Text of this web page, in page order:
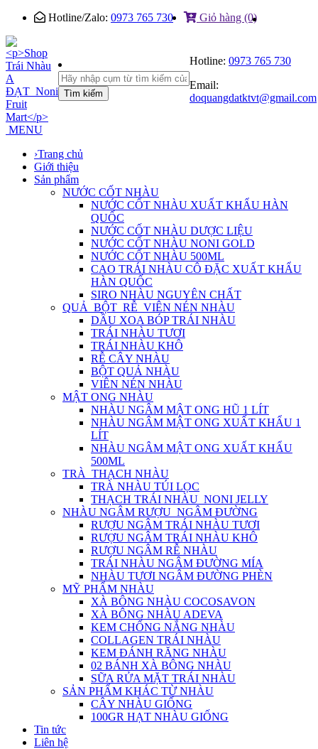
Hotline/Zalo: 0973 765 730 Giỏ hàng (0)
Tìm kiếm
Hotline: 0973 765 730
Email:
doquangdatktvt@gmail.com
MENU
›Trang chủ
Giới thiệu
Sản phẩm
NƯỚC CỐT NHÀU
NƯỚC CỐT NHÀU XUẤT KHẨU HÀN
QUỐC
NƯỚC CỐT NHÀU DƯỢC LIỆU
NƯỚC CỐT NHÀU NONI GOLD
NƯỚC CỐT NHÀU 500ML
CAO TRÁI NHÀU CÔ ĐẶC XUẤT KHẨU
HÀN QUỐC
SIRO NHÀU NGUYÊN CHẤT
QUẢ_BỘT_RỄ_VIÊN NÉN NHÀU
DẦU XOA BÓP TRÁI NHÀU
TRÁI NHÀU TƯƠI
TRÁI NHÀU KHÔ
RỄ CÂY NHÀU
BỘT QUẢ NHÀU
VIÊN NÉN NHÀU
MẬT ONG NHÀU
NHÀU NGÂM MẬT ONG HŨ 1 LÍT
NHÀU NGÂM MẬT ONG XUẤT KHẨU 1
LÍT
NHÀU NGÂM MẬT ONG XUẤT KHẨU
500ML
TRÀ_THẠCH NHÀU
TRÀ NHÀU TÚI LỌC
THẠCH TRÁI NHÀU_NONI JELLY
NHÀU NGÂM RƯỢU_NGÂM ĐƯỜNG
RƯỢU NGÂM TRÁI NHÀU TƯƠI
RƯỢU NGÂM TRÁI NHÀU KHÔ
RƯỢU NGÂM RỄ NHÀU
TRÁI NHÀU NGÂM ĐƯỜNG MÍA
NHÀU TƯƠI NGÂM ĐƯỜNG PHÈN
MỸ PHẨM NHÀU
XÀ BÔNG NHÀU COCOSAVON
XÀ BÔNG NHÀU ADEVA
KEM CHỐNG NẮNG NHÀU
COLLAGEN TRÁI NHÀU
KEM ĐÁNH RĂNG NHÀU
02 BÁNH XÀ BÔNG NHÀU
SỮA RỬA MẶT TRÁI NHÀU
SẢN PHẨM KHÁC TỪ NHÀU
CÂY NHÀU GIỐNG
100GR HẠT NHÀU GIỐNG
Tin tức
Liên hệ